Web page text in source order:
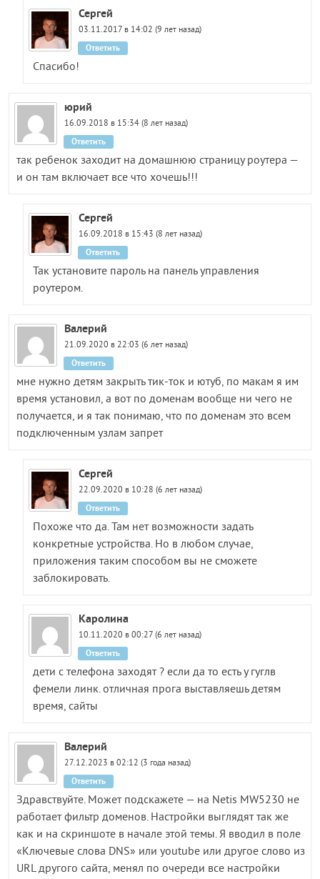
Сергей
03.11.2017 в 14:02 (9 лет назад)
Спасибо!
Ответить
юрий
16.09.2018 в 15:34 (8 лет назад)
так ребенок заходит на домашнюю страницу роутера —
и он там включает все что хочешь!!!
Ответить
Сергей
16.09.2018 в 15:43 (8 лет назад)
Так установите пароль на панель управления
роутером.
Ответить
Валерий
21.09.2020 в 22:03 (6 лет назад)
мне нужно детям закрыть тик-ток и ютуб, по макам я им
время установил, а вот по доменам вообще ни чего не
получается, и я так понимаю, что по доменам это всем
подключенным узлам запрет
Ответить
Сергей
22.09.2020 в 10:28 (6 лет назад)
Похоже что да. Там нет возможности задать
конкретные устройства. Но в любом случае,
приложения таким способом вы не сможете
заблокировать.
Ответить
Каролина
10.11.2020 в 00:27 (6 лет назад)
дети с телефона заходят ? если да то есть у гуглв
фемели линк. отличная прога выставляешь детям
время, сайты
Ответить
Валерий
27.12.2023 в 02:12 (3 года назад)
Здравствуйте. Может подскажете — на Netis MW5230 не
работает фильтр доменов. Настройки выглядят так же
как и на скриншоте в начале этой темы. Я вводил в поле
«Ключевые слова DNS» или youtube или другое слово из
URL другого сайта, менял по очереди все настройки
Ответить